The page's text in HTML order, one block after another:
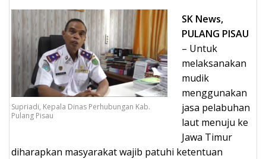
Supriadi, Kepala Dinas Perhubungan Kab.
Pulang Pisau
SK News,
PULANG PISAU
– Untuk
melaksanakan
mudik
menggunakan
jasa pelabuhan
laut menuju ke
Jawa Timur
diharapkan masyarakat wajib patuhi ketentuan